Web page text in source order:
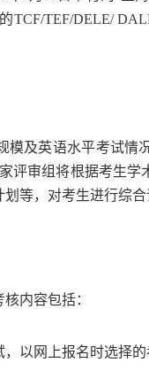
TCF/TEF/DELE/
模及英语水平考试
评审组将根据考生学
等，对考生进行综合
内容包括：
以网上报名时选择